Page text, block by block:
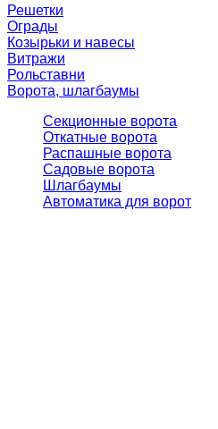
Решетки
Ограды
Козырьки и навесы
Витражи
Рольставни
Ворота, шлагбаумы
Секционные ворота
Откатные ворота
Распашные ворота
Садовые ворота
Шлагбаумы
Автоматика для ворот